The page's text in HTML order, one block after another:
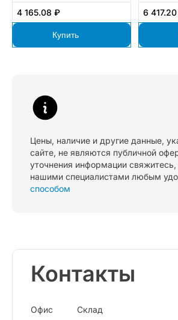
4 165.08 ₽
Купить
6
Цены, наличие и другие данные,
сайте, не являются публичной
уточнения информации
нашими специалистами любым
способом
Контакты
Офис Склад